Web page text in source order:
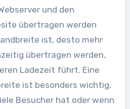
und den
übertragen werden
ist, desto mehr
übertragen werden,
Ladezeit führt. Eine
ist besonders wichtig,
Besucher hat oder wenn